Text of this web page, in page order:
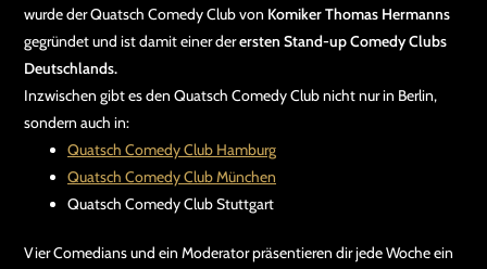
wurde der Quatsch Comedy Club von Komiker Thomas Hermanns
gegründet und ist damit einer derersten Stand-up Comedy Clubs
Deutschlands.
Inzwischen gibt es den Quatsch Comedy Club nicht nur in Berlin,
sondern auch in:
Quatsch Comedy Club Hamburg
Quatsch Comedy Club München
Quatsch Comedy Club Stuttgart
Vier Comedians und ein Moderator präsentieren dir jede Woche ein